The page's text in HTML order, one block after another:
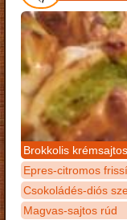
Brokkolis
Epres-citromos
Csokoládés-diós
Magvas-sajtos rúd